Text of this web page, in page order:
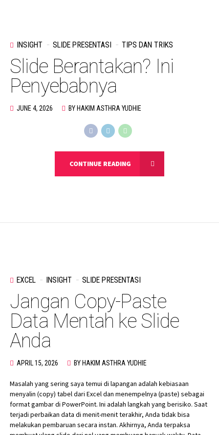
INSIGHT SLIDE PRESENTASI TIPS DAN TRIKS
Slide Berantakan? Ini
Penyebabnya
JUNE 4, 2026 BY HAKIM ASTHRA YUDHIE
CONTINUE READING
EXCEL INSIGHT SLIDE PRESENTASI
Jangan Copy-Paste
Data Mentah ke Slide
Anda
APRIL 15, 2026 BY HAKIM ASTHRA YUDHIE
Masalah yang sering saya temui di lapangan adalah kebiasaan
menyalin (copy) tabel dari Excel dan menempelnya (paste) sebagai
format gambar di PowerPoint. Ini adalah langkah yang berisiko. Saat
terjadi perbaikan data di menit-menit terakhir, Anda tidak bisa
melakukan pembaruan secara instan. Akhirnya, Anda terpaksa